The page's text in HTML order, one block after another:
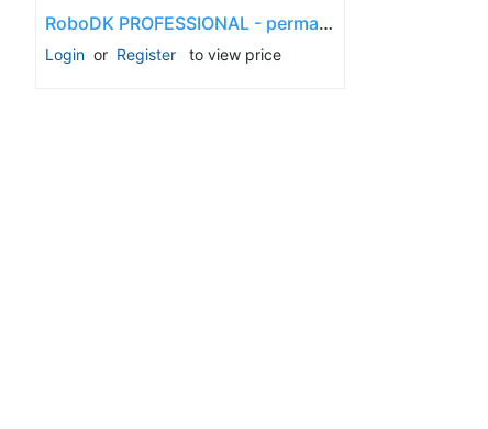
RoboDK PROFESSIONAL - permanent licence, 1 year maintenance included
Loginor Register to view price
Descoperă RiA Ecosystem
Platformă integrată pentru managementul
flotei de roboți